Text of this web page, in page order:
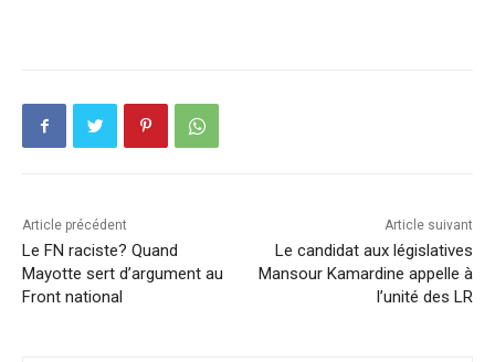
Article précédent
Le FN raciste? Quand
Mayotte sert d’argument au
Front national
Article suivant
Le candidat aux législatives
Mansour Kamardine appelle à
l’unité des LR